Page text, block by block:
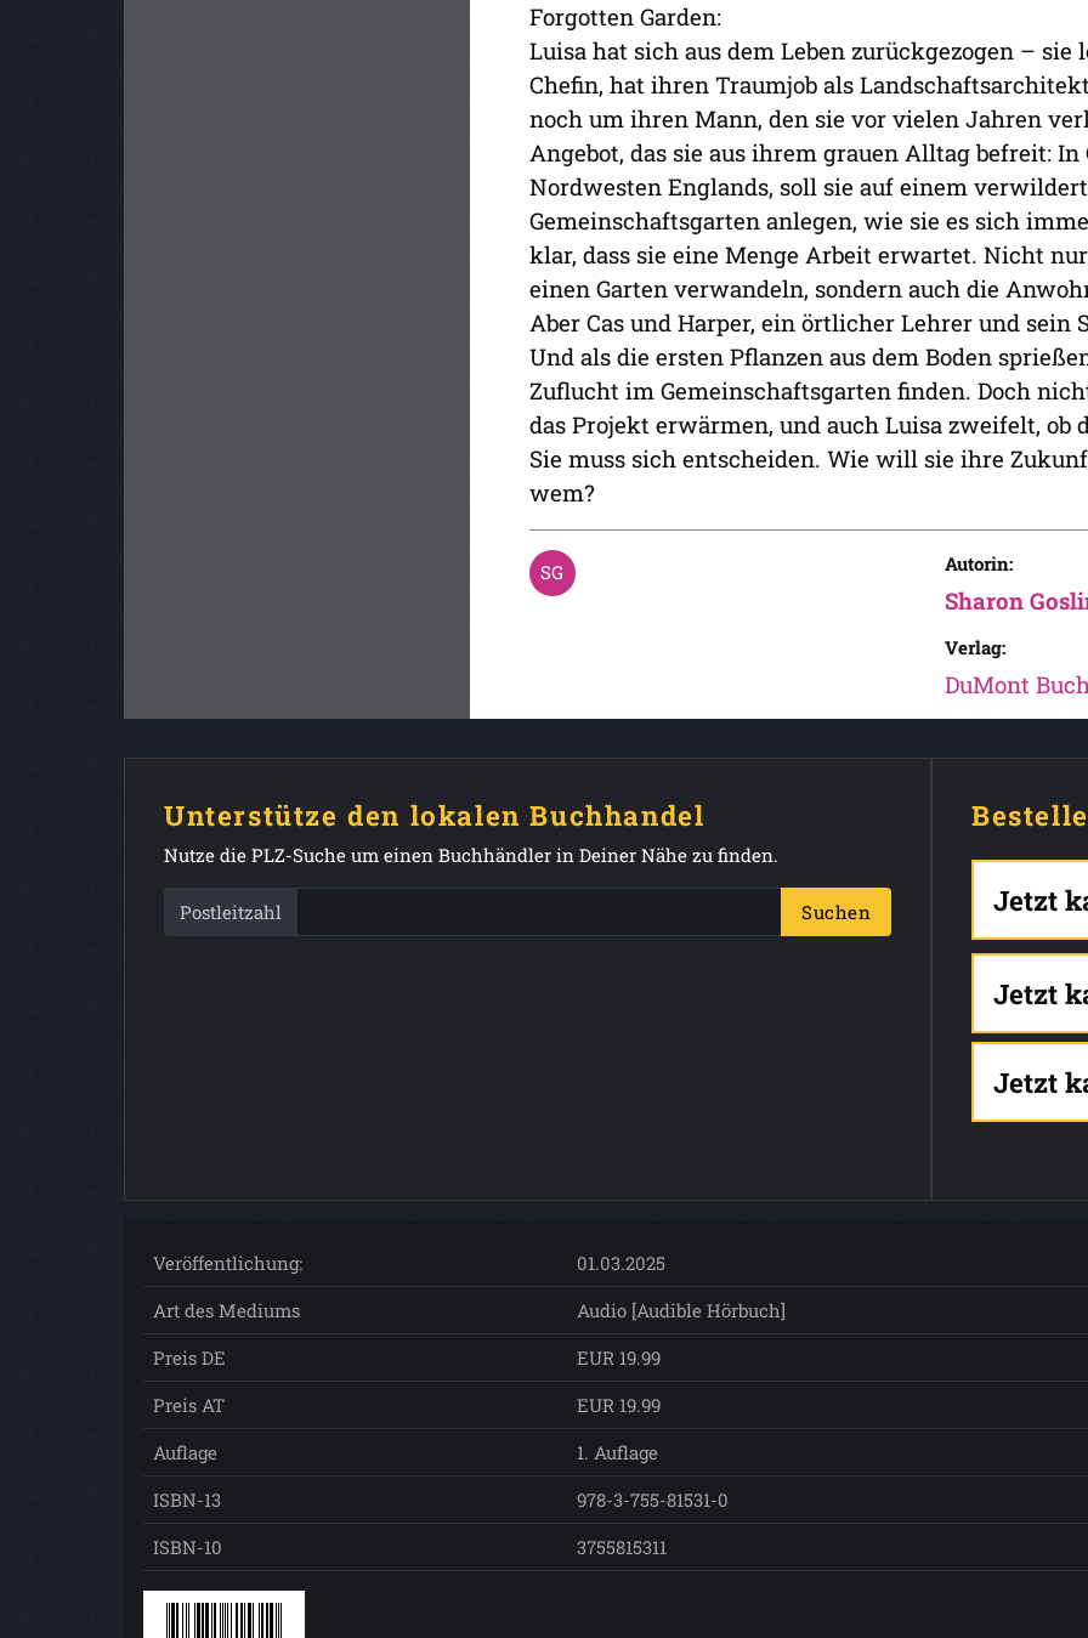
Forgotten Garden:
Luisa hat sich aus dem Leben zurückgezogen –
Chefin, hat ihren Traumjob als
noch um ihren Mann, den sie vor vielen Jahren
Angebot, das sie aus ihrem grauen Alltag befreit:
Nordwesten Englands, soll sie auf einem
Gemeinschaftsgarten anlegen, wie sie es sich
klar, dass sie eine Menge Arbeit erwartet. Nicht
einen Garten verwandeln, sondern auch die
Aber Cas und Harper, ein örtlicher Lehrer und
Und als die ersten Pflanzen aus dem Boden
Zuflucht im Gemeinschaftsgarten finden. Doch
das Projekt erwärmen, und auch Luisa zweifelt, ob
Sie muss sich entscheiden. Wie will sie ihre
wem?
Autorin:
Sharon
Verlag:
DuMont
Unterstütze den lokalen Buchhandel
Nutze die PLZ-Suche um einen Buchhändler in Deiner Nähe zu finden.
Postleitzahl Suchen Jetzt
Jetzt
Jetzt
Veröffentlichung:
01.03.2025
Art des Mediums
Audio [Audible Hörbuch]
Preis DE
EUR 19.99
Preis AT
EUR 19.99
Auflage
1. Auflage
ISBN-13
978-3-755-81531-0
ISBN-10
3755815311